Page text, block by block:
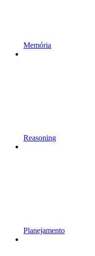
Memória
Reasoning
Planejamento